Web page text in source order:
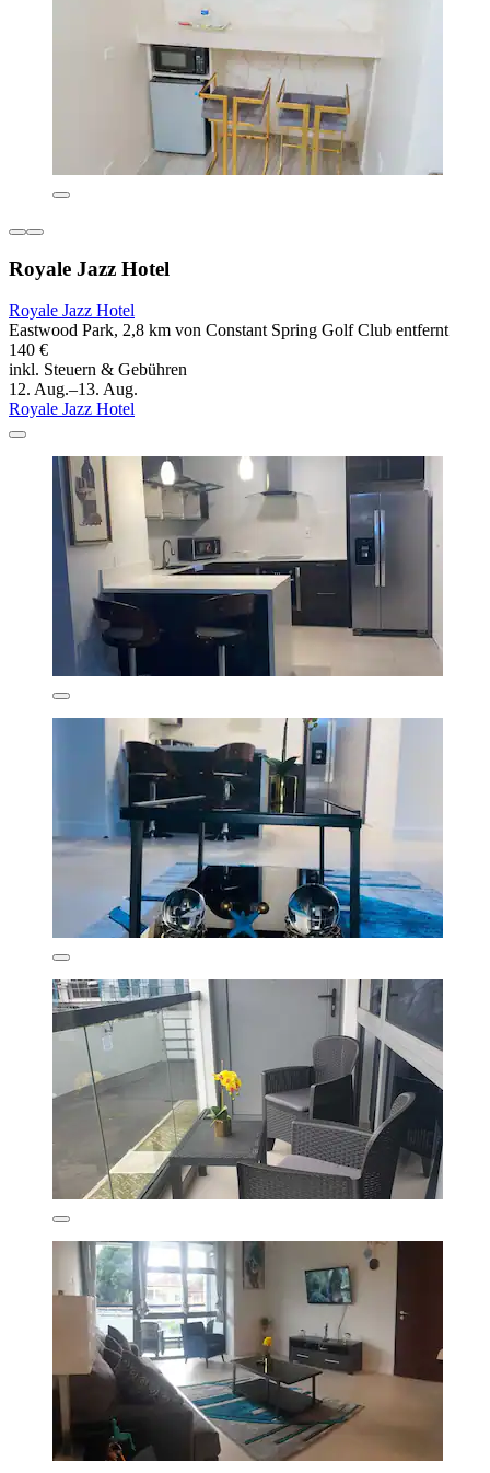
Royale Jazz Hotel
Royale Jazz Hotel
Eastwood Park, 2,8 km von Constant Spring Golf Club entfernt
140 €
inkl. Steuern & Gebühren
12. Aug.–13. Aug.
Royale Jazz Hotel